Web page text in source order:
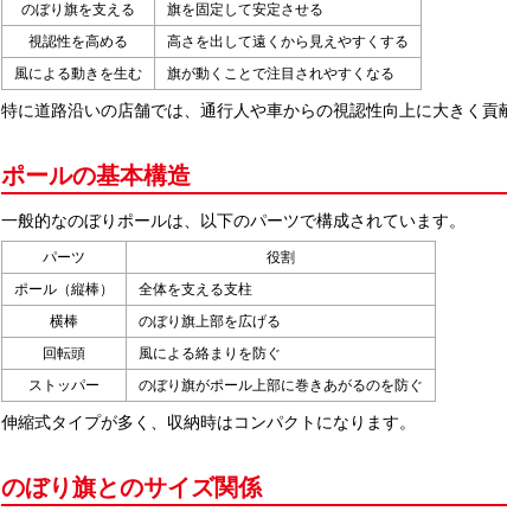
のぼり旗を支える
旗を固定して安定させる
視認性を高める
高さを出して遠くから見えやすくする
風による動きを生む
旗が動くことで注目されやすくなる
特に道路沿いの店舗では、通行人や車からの視認性向上に大きく貢
ポールの基本構造
一般的なのぼりポールは、以下のパーツで構成されています。
パーツ
役割
ポール（縦棒）
全体を支える支柱
横棒
のぼり旗上部を広げる
回転頭
風による絡まりを防ぐ
ストッパー
のぼり旗がポール上部に巻きあがるのを防ぐ
伸縮式タイプが多く、収納時はコンパクトになります。
のぼり旗とのサイズ関係